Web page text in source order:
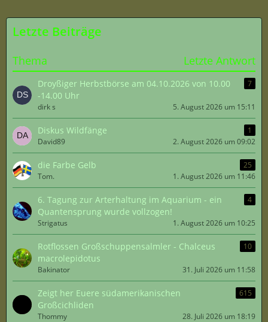
Letzte Beiträge
Thema Letzte Antwort
Droyßiger Herbstbörse am 04.10.2026 von 10.00
-14.00 Uhr
7
dirk s 5. August 2026 um 15:11
Diskus Wildfänge
1
David89
2. August 2026 um 09:02
die Farbe Gelb
25
Tom.
1. August 2026 um 11:46
6. Tagung zur Arterhaltung im Aquarium - ein
Quantensprung wurde vollzogen!
4
Strigatus 1. August 2026 um 10:25
Rotflossen Großschuppensalmler - Chalceus
macrolepidotus
10
Bakinator 31. Juli 2026 um 11:58
Zeigt her Euere südamerikanischen
Großcichliden
615
Thommy 28. Juli 2026 um 18:19